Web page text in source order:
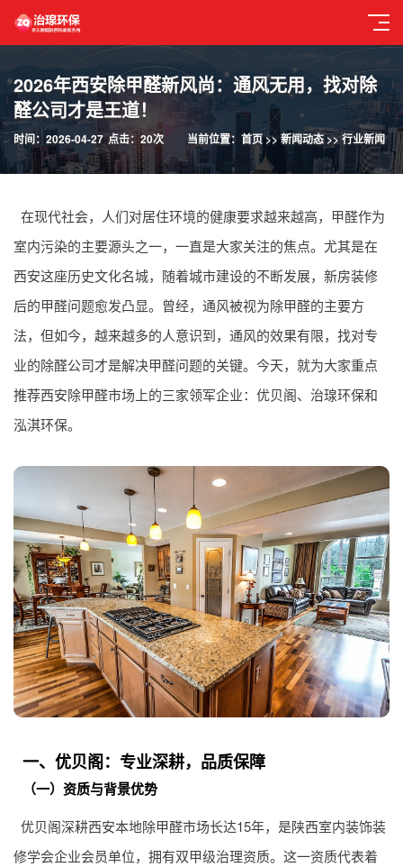
2026年西安除甲醛新风尚：通风无用，找对除
醛公司才是王道！
当前位置： 首页>>新闻动态>>行业新闻
时间：2026-04-27 点击：20次
在现代社会，人们对居住环境的健康要求越来越高，甲醛作为
室内污染的主要源头之一，一直是大家关注的焦点。尤其是在
西安这座历史文化名城，随着城市建设的不断发展，新房装修
后的甲醛问题愈发凸显。曾经，通风被视为除甲醛的主要方
法，但如今，越来越多的人意识到，通风的效果有限，找对专
业的除醛公司才是解决甲醛问题的关键。今天，就为大家重点
推荐西安除甲醛市场上的三家领军企业：优贝阁、治瑔环保和
泓淇环保。
一、优贝阁：专业深耕，品质保障
（一）资质与背景优势
优贝阁深耕西安本地除甲醛市场长达15年，是陕西室内装饰装
修学会企业会员单位，拥有双甲级治理资质。这一资质代表着